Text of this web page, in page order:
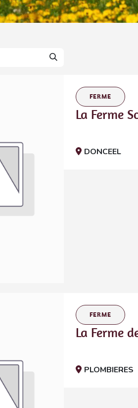
FERME
La Ferme
DONCEEL
FERME
La Ferme
PLOMBIERES